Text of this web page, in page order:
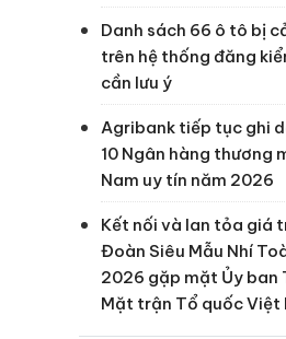
Danh sách 66 ô tô bị
trên hệ thống đăng
cần lưu ý
Agribank tiếp tục ghi
10 Ngân hàng thương
Nam uy tín năm 2026
Kết nối và lan tỏa giá
Đoàn Siêu Mẫu Nhí
2026 gặp mặt Ủy ban
Mặt trận Tổ quốc Việt